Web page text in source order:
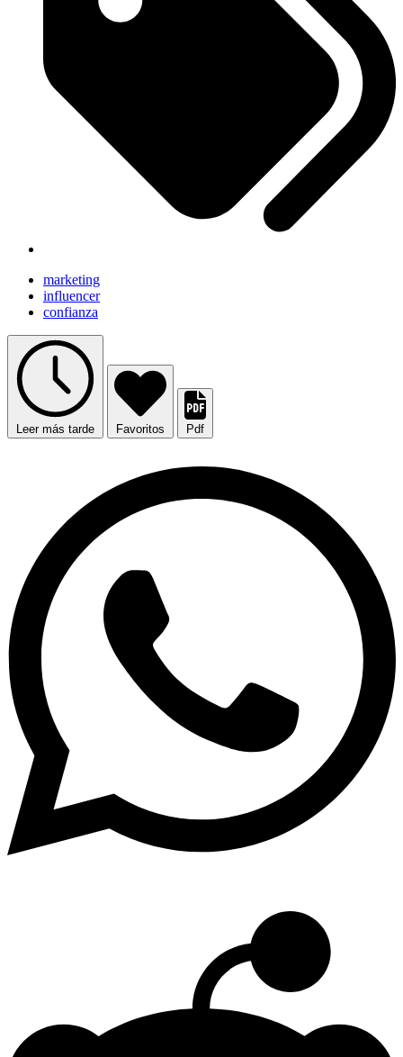
marketing
influencer
confianza
Leer más tarde Favoritos Pdf